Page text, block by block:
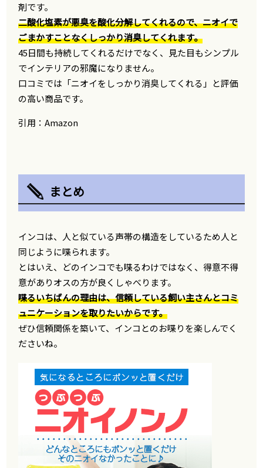
剤です。
二酸化塩素が悪臭を酸化分解してくれるので、ニオイで
ごまかすことなくしっかり消臭してくれます。
45日間も持続してくれるだけでなく、見た目もシンプル
でインテリアの邪魔になりません。
口コミでは「ニオイをしっかり消臭してくれる」と評価
の高い商品です。
引用：Amazon
まとめ
インコは、人と似ている声帯の構造をしているため人と
同じように喋られます。
とはいえ、どのインコでも喋るわけではなく、得意不得
意がありオスの方が良くしゃべります。
喋るいちばんの理由は、信頼している飼い主さんとコミ
ュニケーションを取りたいからです。
ぜひ信頼関係を築いて、インコとのお喋りを楽しんでく
ださいね。